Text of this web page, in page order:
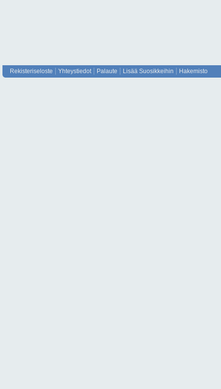
Rekisteriseloste Yhteystiedot Palaute Lisää Suosikkeihin Hakemisto